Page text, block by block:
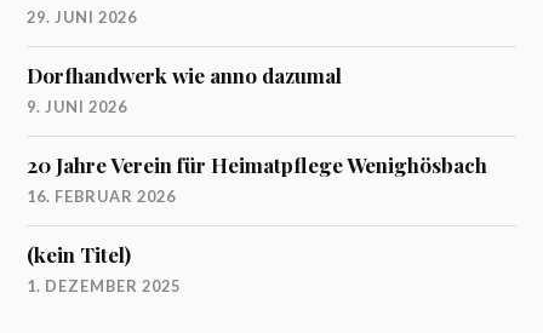
29. JUNI 2026
Dorfhandwerk wie anno dazumal
9. JUNI 2026
20 Jahre Verein für Heimatpflege Wenighösbach
16. FEBRUAR 2026
(kein Titel)
1. DEZEMBER 2025